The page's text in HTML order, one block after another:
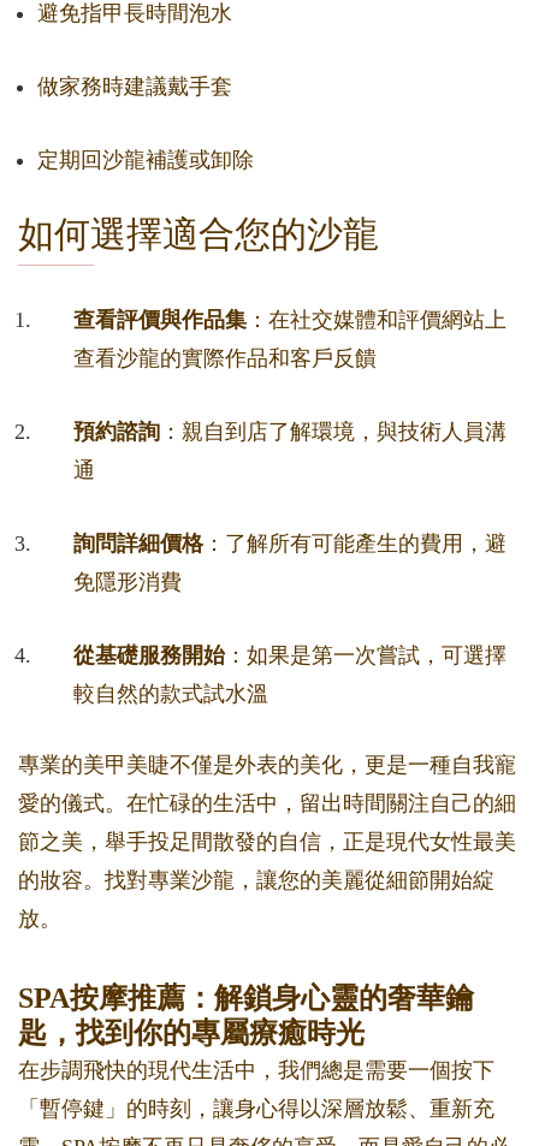
避免指甲長時間泡水
做家務時建議戴手套
定期回沙龍補護或卸除
如何選擇適合您的沙龍
查看評價與作品集 ：在社交媒體和評價網站上
查看沙龍的實際作品和客戶反饋
預約諮詢 ：親自到店了解環境，與技術人員溝
通
詢問詳細價格：了解所有可能產生的費用，避
免隱形消費
從基礎服務開始：如果是第一次嘗試，可選擇
較自然的款式試水溫
專業的美甲美睫不僅是外表的美化，更是一種自我寵
愛的儀式。在忙碌的生活中，留出時間關注自己的細
節之美，舉手投足間散發的自信，正是現代女性最美
的妝容。找對專業沙龍，讓您的美麗從細節開始綻
放。
SPA按摩推薦：解鎖身心靈的奢華鑰
匙，找到你的專屬療癒時光
在步調飛快的現代生活中，我們總是需要一個按下
「暫停鍵」的時刻，讓身心得以深層放鬆、重新充